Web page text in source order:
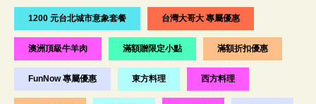
1200 元台北城市意象套餐 台灣大哥大 專屬優惠
澳洲頂級牛羊肉 滿額贈限定小點 滿額折扣優惠
FunNow 專屬優惠 東方料理 西方料理